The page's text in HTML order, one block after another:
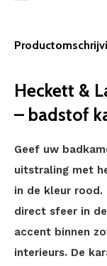
Heckett &
– badstof
Geef uw
uitstraling met
in de kleur rood.
direct sfeer in
accent binnen
interieurs. De